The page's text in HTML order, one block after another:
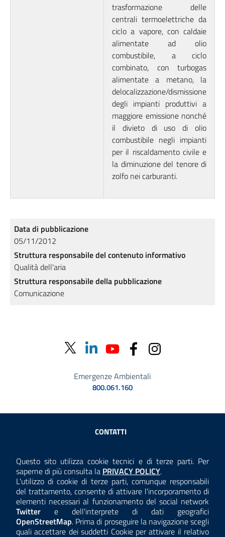
Questo sito utilizza cookie tecnici e di terze parti. Per
saperne di più consulta la Consulta la
PRIVACY POLICY.
L'utilizzo di cookie di terze parti, comunque responsabili
del trattamento, consente di attivare l'incorporamento di
elementi necessari al funzionamento del social network
Twitter e dell'interprete di dati geografici
OpenStreetMap. Prima di proseguire la navigazione scegli
quali accettare dei suddetti Cookie per attivare il relativo
trasformazione delle
centrali termoelettriche da
ciclo a vapore, con caldaie
alimentate ad olio
combustibile, a ciclo
combinato, con turbogas
alimentate a metano, la
delocalizzazione/dismissione
degli impianti produttivi a
maggiore emissione nonché
il divieto di uso di olio
combustibile negli impianti
per il riscaldamento civile e
la diminuzione del tenore di
zolfo nei carburanti.
Data di pubblicazione
05/11/2012
Struttura responsabile del contenuto informativo
Qualità dell'aria
Struttura responsabile della pubblicazione
Comunicazione
Emergenze Ambientali
800.061.160
Sezione Link Utili
CONTATTI
ANTICORRUZIONE
ACCESSIBILITÀ
COOKIE E PRIVACY
TEMI A-Z